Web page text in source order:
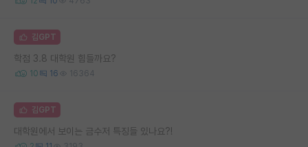
김GPT
학점 3.8 대학원 힘들까요?
10 16 16364
김GPT
대학원에서 보이는 금수저 특징들 있나요?!